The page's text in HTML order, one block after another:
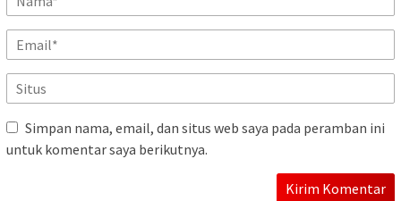
Simpan nama, email, dan situs web saya pada peramban ini
untuk komentar saya berikutnya.